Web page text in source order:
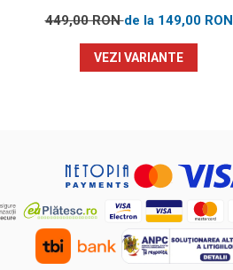
449,00 RONde la 149,00 RON
VEZI VARIANTE